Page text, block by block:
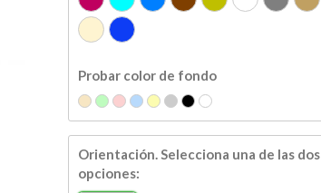
Probar color de fondo
Orientación. Selecciona una de las dos
opciones: